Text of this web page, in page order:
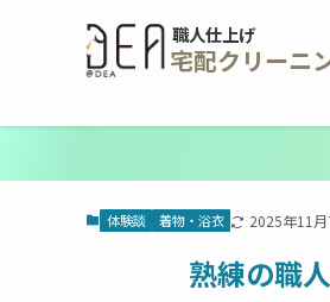
職人仕上げ
宅配クリーニ
体験談 着物・浴衣 2025年11
熟練の職